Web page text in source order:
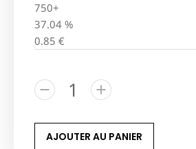
750+
37.04 %
0.85 €
AJOUTER AU PANIER